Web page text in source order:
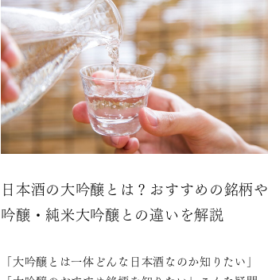
日本酒の大吟醸とは？おすすめの銘柄や
吟醸・純米大吟醸との違いを解説
「大吟醸とは一体どんな日本酒なのか知りたい」